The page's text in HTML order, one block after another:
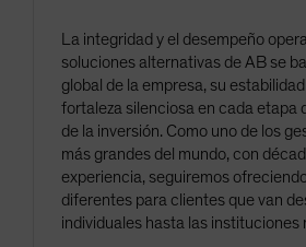
La integridad y el desempeño
soluciones alternativas de AB se
global de la empresa, su
fortaleza silenciosa en cada etapa
de la inversión. Como uno de los
más grandes del mundo, con
experiencia, seguiremos
diferentes para clientes que van
individuales hasta las instituciones